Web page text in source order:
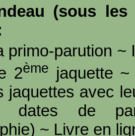
(sous
primo-parution ~
2ème jaquette
jaquettes avec
dates de
~ Livre en